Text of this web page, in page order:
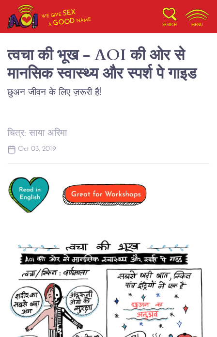
WE GIVESEX
AGOOD NAME
SEARCH MENU
त्वचा की भूख - AOI की ओर से
मानसिक स्वास्थ्य और स्पर्श पे गाइड
छुअन जीवन के लिए ज़रूरी है!
चित्र: साया अरिमा
Oct 03, 2019